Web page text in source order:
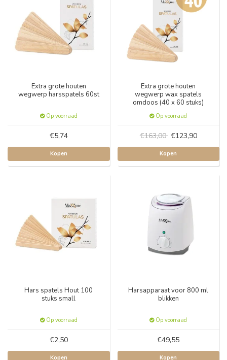
Extra grote houten
wegwerp harsspatels 60st
Op voorraad
€5,74
Kopen
Extra grote houten
wegwerp wax spatels
omdoos (40 x 60 stuks)
Op voorraad
€163,00 €123,90
Kopen
Hars spatels Hout 100
stuks small
Op voorraad
€2,50
Kopen
Harsapparaat voor 800 ml
blikken
Op voorraad
€49,55
Kopen